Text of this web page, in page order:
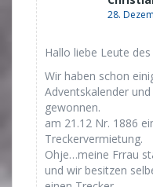
28.
Hallo liebe Leute
Wir haben schon
Adventskalender
gewonnen.
am 21.12 Nr. 1886
Treckervermietung.
Ohje…meine Frrau
und wir besitzen